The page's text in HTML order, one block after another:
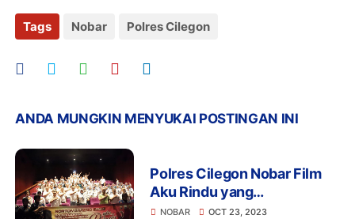
Tags Nobar Polres Cilegon
ANDA MUNGKIN MENYUKAI POSTINGAN INI
Polres Cilegon Nobar Film
Aku Rindu yang
Menginspirasi
NOBAR OCT 23, 2023